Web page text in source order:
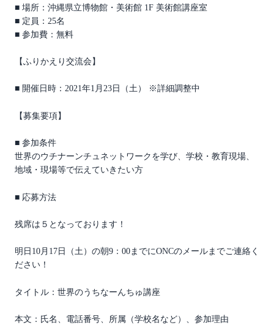
■ 場所：沖縄県立博物館・美術館 1F 美術館講座室
■ 定員：25名
■ 参加費：無料
【ふりかえり交流会】
■ 開催日時：2021年1月23日（土） ※詳細調整中
【募集要項】
■ 参加条件
世界のウチナーンチュネットワークを学び、学校・教育現場、
地域・現場等で伝えていきたい方
■ 応募方法
残席は５となっております！
明日10月17日（土）の朝9：00までにONCのメールまでご連絡く
ださい！
タイトル：世界のうちなーんちゅ講座
本文：氏名、電話番号、所属（学校名など）、参加理由